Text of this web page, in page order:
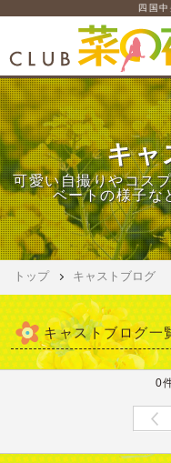
四国中
キャ
可愛い自撮りやコス
ベートの様子な
トップ キャストブログ
キャストブログ一
0